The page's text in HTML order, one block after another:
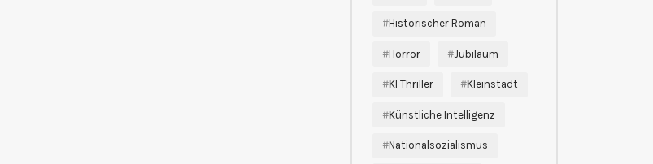
Historischer Roman
Horror Jubiläum
KI Thriller Kleinstadt
Künstliche Intelligenz
Nationalsozialismus